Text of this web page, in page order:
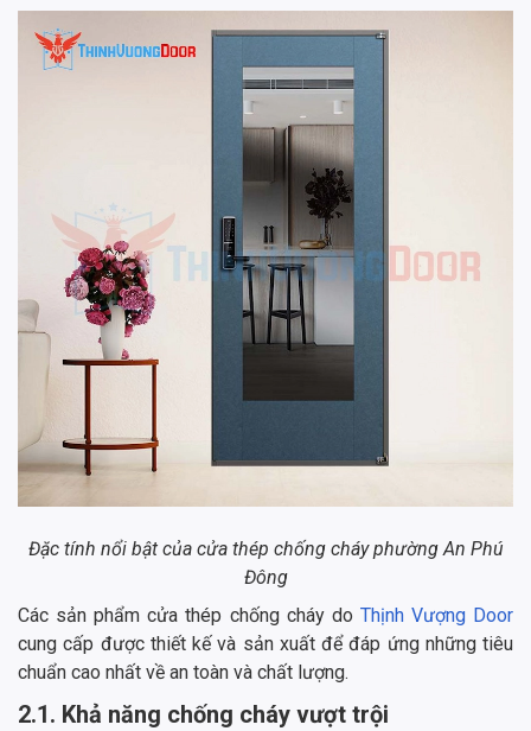
Đặc tính nổi bật của cửa thép chống cháy phường An Phú
Đông
Các sản phẩm cửa thép chống cháy do Thịnh Vượng Door
cung cấp được thiết kế và sản xuất để đáp ứng những tiêu
chuẩn cao nhất về an toàn và chất lượng.
2.1. Khả năng chống cháy vượt trội